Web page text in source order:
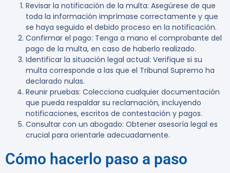
Revisar la notificación de la multa: Asegúrese de que
toda la información imprímase correctamente y que
se haya seguido el debido proceso en la notificación.
Confirmar el pago: Tenga a mano el comprobante del
pago de la multa, en caso de haberlo realizado.
Identificar la situación legal actual: Verifique si su
multa corresponde a las que el Tribunal Supremo ha
declarado nulas.
Reunir pruebas: Colecciona cualquier documentación
que pueda respaldar su reclamación, incluyendo
notificaciones, escritos de contestación y pagos.
Consultar con un abogado: Obtener asesoría legal es
crucial para orientarle adecuadamente.
Cómo hacerlo paso a paso